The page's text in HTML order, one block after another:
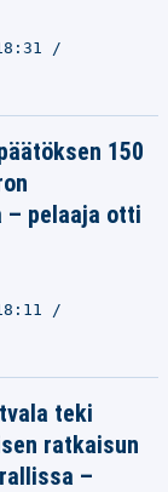
150
pelaaja otti
teki
ratkaisun
–